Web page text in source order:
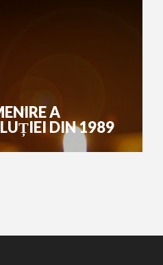
A
DIN 1989